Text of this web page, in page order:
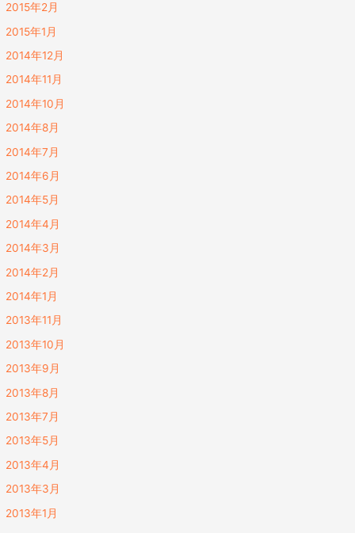
2015年2月
2015年1月
2014年12月
2014年11月
2014年10月
2014年8月
2014年7月
2014年6月
2014年5月
2014年4月
2014年3月
2014年2月
2014年1月
2013年11月
2013年10月
2013年9月
2013年8月
2013年7月
2013年5月
2013年4月
2013年3月
2013年1月